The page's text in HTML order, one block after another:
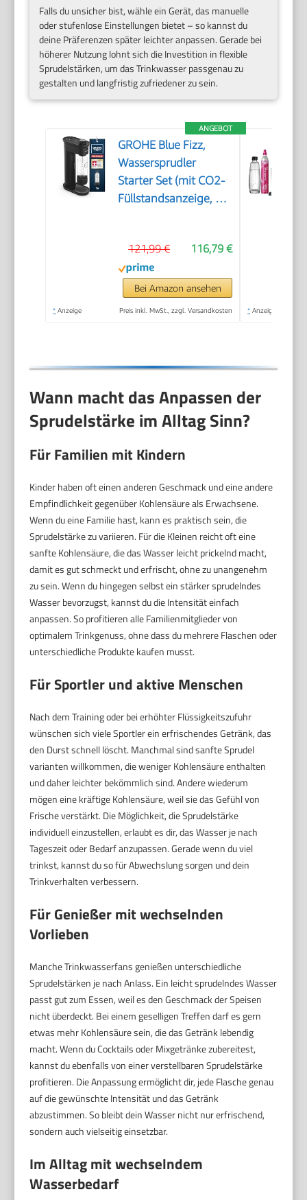
Falls du unsicher bist, wähle ein Gerät, das manuelle
oder stufenlose Einstellungen bietet – so kannst du
deine Präferenzen später leichter anpassen. Gerade bei
höherer Nutzung lohnt sich die Investition in flexible
Sprudelstärken, um das Trinkwasser passgenau zu
gestalten und langfristig zufriedener zu sein.
ANGEBOT
GROHE Blue Fizz,
Wassersprudler
Starter Set (mit CO2-
Füllstandsanzeige, 3
Flasche, 1x 0,85l
Wasserflasche +
Reinigungspulver),
schwarz, 31947K00
116,79 €
121,99 €
Bei Amazon ansehen
* Anzeige Preis inkl. MwSt., zzgl. Versandkosten * Anzeige
Wann macht das Anpassen der
Sprudelstärke im Alltag Sinn?
Für Familien mit Kindern
Kinder haben oft einen anderen Geschmack und eine andere
Empfindlichkeit gegenüber Kohlensäure als Erwachsene.
Wenn du eine Familie hast, kann es praktisch sein, die
Sprudelstärke zu variieren. Für die Kleinen reicht oft eine
sanfte Kohlensäure, die das Wasser leicht prickelnd macht,
damit es gut schmeckt und erfrischt, ohne zu unangenehm
zu sein. Wenn du hingegen selbst ein stärker sprudelndes
Wasser bevorzugst, kannst du die Intensität einfach
anpassen. So profitieren alle Familienmitglieder von
optimalem Trinkgenuss, ohne dass du mehrere Flaschen oder
unterschiedliche Produkte kaufen musst.
Für Sportler und aktive Menschen
Nach dem Training oder bei erhöhter Flüssigkeitszufuhr
wünschen sich viele Sportler ein erfrischendes Getränk, das
den Durst schnell löscht. Manchmal sind sanfte Sprudel
varianten willkommen, die weniger Kohlensäure enthalten
und daher leichter bekömmlich sind. Andere wiederum
mögen eine kräftige Kohlensäure, weil sie das Gefühl von
Frische verstärkt. Die Möglichkeit, die Sprudelstärke
individuell einzustellen, erlaubt es dir, das Wasser je nach
Tageszeit oder Bedarf anzupassen. Gerade wenn du viel
trinkst, kannst du so für Abwechslung sorgen und dein
Trinkverhalten verbessern.
Für Genießer mit wechselnden
Vorlieben
Manche Trinkwasserfans genießen unterschiedliche
Sprudelstärken je nach Anlass. Ein leicht sprudelndes Wasser
passt gut zum Essen, weil es den Geschmack der Speisen
nicht überdeckt. Bei einem geselligen Treffen darf es gern
etwas mehr Kohlensäure sein, die das Getränk lebendig
macht. Wenn du Cocktails oder Mixgetränke zubereitest,
kannst du ebenfalls von einer verstellbaren Sprudelstärke
profitieren. Die Anpassung ermöglicht dir, jede Flasche genau
auf die gewünschte Intensität und das Getränk
abzustimmen. So bleibt dein Wasser nicht nur erfrischend,
sondern auch vielseitig einsetzbar.
Im Alltag mit wechselndem
Wasserbedarf